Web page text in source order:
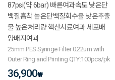
87psi(약 6bar) 빠른여과속도 낮은단
백질흡착 높은단백질회수율 낮은추출
물 높은처리량 핵산시료여과 세포배
양배지여과
25mm PES Syringe Filter 0.22um with
Outer Ring and Printing QTY:100pcs/pk
36,900₩